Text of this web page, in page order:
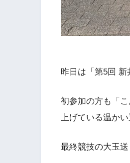
昨日は「第5回 新
初参加の方も「
上げている温かい
最終競技の大玉